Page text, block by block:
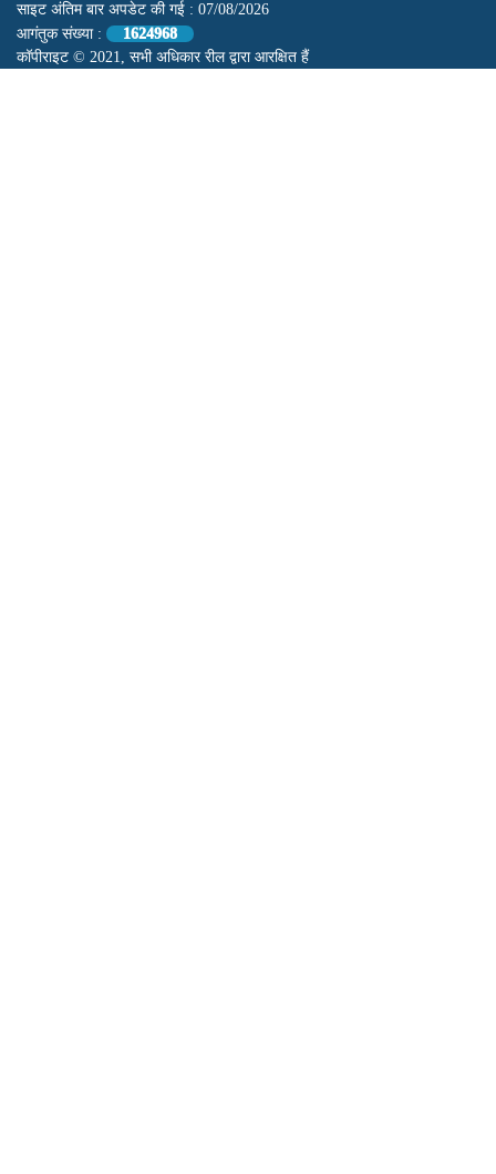
साइट अंतिम बार अपडेट की गई : 07/08/2026
आगंतुक संख्या :
1624968
कॉपीराइट © 2021, सभी अधिकार रील द्वारा आरक्षित हैं